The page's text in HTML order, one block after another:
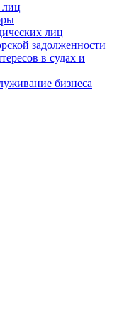
лиц
задолженности
в судах и
бизнеса